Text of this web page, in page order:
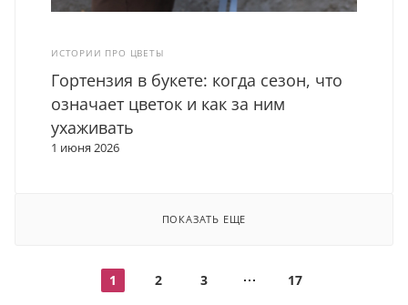
ИСТОРИИ ПРО ЦВЕТЫ
1 июня 2026
Гортензия в букете: когда сезон, что
означает цветок и как за ним
ухаживать
ПОКАЗАТЬ ЕЩЕ
1 2 3 17